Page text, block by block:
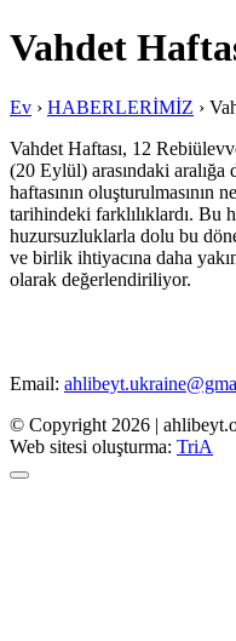
Vahdet
Ev › HABERLERİMİZ ›
Vahdet Haftası, 12
(20 Eylül) arasındaki
haftasının oluşturulmasının
tarihindeki farklılıklardı. Bu
huzursuzluklarla dolu bu
ve birlik ihtiyacına daha
olarak değerlendiriliyor.
Email:
© Copyright 2026 |
Web sitesi oluşturma: TriA